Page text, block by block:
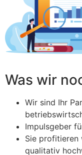
Was wir
Wir sind Ihr
Impulsgeber
Sie profitieren
qualitativ